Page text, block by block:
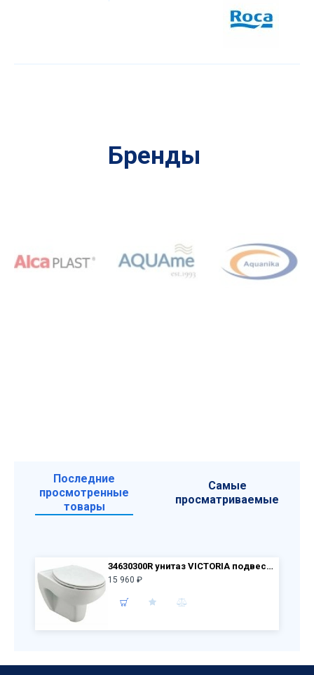
Бренды
Последние
просмотренные
товары
Самые
просматриваемые
34630300R унитаз VICTORIA подвесной + крышка ZRU8013900
15 960 ₽